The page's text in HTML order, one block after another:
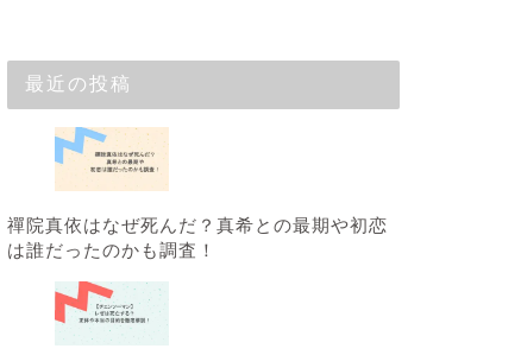
最近の投稿
禪院真依はなぜ死んだ？真希との最期や初恋
は誰だったのかも調査！